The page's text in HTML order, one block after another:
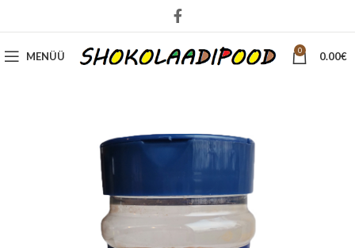
MENÜÜ 0 0.00€